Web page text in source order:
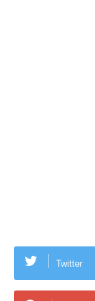
Twitter